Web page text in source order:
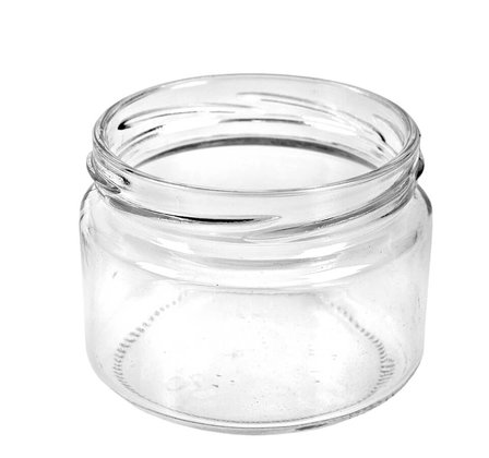
Заказать обратный звонок
Семена
Грунты
Газонные травы, сидераты
Горшки, рассадники, аксессуары
Посадочный материал
Садовый инструмент, инвентарь
Консервирование
Средства защиты, удобрения, добавки, химия